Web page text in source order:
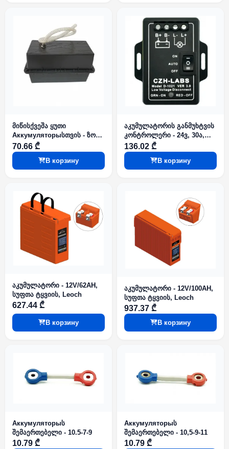
მიწისქვეშა ყუთი
Аккумуляторыსთვის - ზომა
1, FCYD
70.66 ₾
В корзину
აკუმულატორის განმუხტვის
კონტროლერი - 24ვ, 30ა,
CZH-LABS
136.02 ₾
В корзину
აკუმულატორი - 12V/62AH,
სუფთა ტყვიის, Leoch
627.44 ₾
В корзину
აკუმულატორი - 12V/100AH,
სუფთა ტყვიის, Leoch
937.37 ₾
В корзину
Аккумуляторыს
შემაერთებელი - 10.5-7-9
10.79 ₾
Аккумуляторыს
შემაერთებელი - 10,5-9-11
10.79 ₾